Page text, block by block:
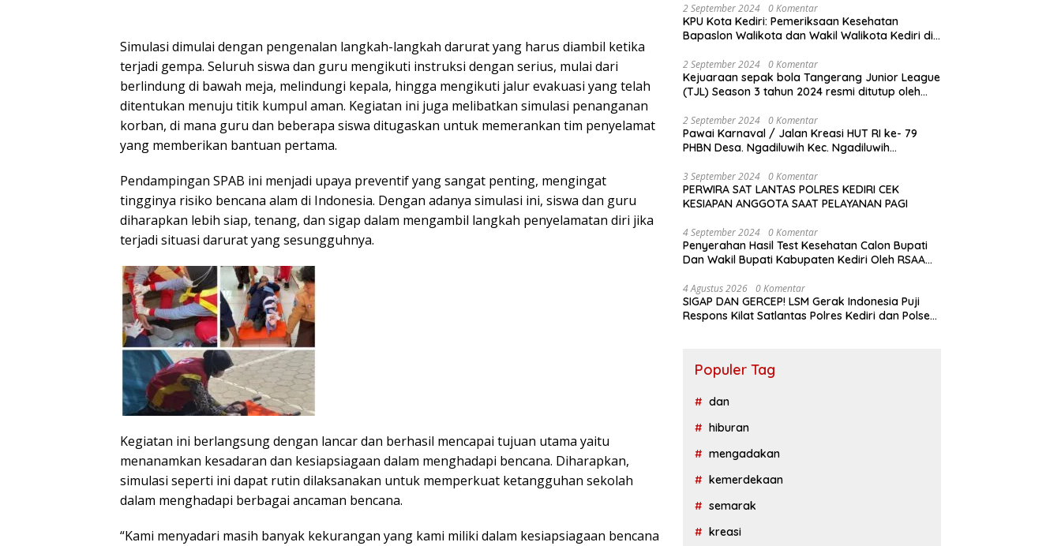
Simulasi dimulai dengan pengenalan langkah-langkah darurat yang harus diambil ketika
terjadi gempa. Seluruh siswa dan guru mengikuti instruksi dengan serius, mulai dari
berlindung di bawah meja, melindungi kepala, hingga mengikuti jalur evakuasi yang telah
ditentukan menuju titik kumpul aman. Kegiatan ini juga melibatkan simulasi penanganan
korban, di mana guru dan beberapa siswa ditugaskan untuk memerankan tim penyelamat
yang memberikan bantuan pertama.
Pendampingan SPAB ini menjadi upaya preventif yang sangat penting, mengingat
tingginya risiko bencana alam di Indonesia. Dengan adanya simulasi ini, siswa dan guru
diharapkan lebih siap, tenang, dan sigap dalam mengambil langkah penyelamatan diri jika
terjadi situasi darurat yang sesungguhnya.
Kegiatan ini berlangsung dengan lancar dan berhasil mencapai tujuan utama yaitu
menanamkan kesadaran dan kesiapsiagaan dalam menghadapi bencana. Diharapkan,
simulasi seperti ini dapat rutin dilaksanakan untuk memperkuat ketangguhan sekolah
dalam menghadapi berbagai ancaman bencana.
“Kami menyadari masih banyak kekurangan yang kami miliki dalam kesiapsiagaan bencana
2 September 2024 0 Komentar
KPU Kota Kediri: Pemeriksaan Kesehatan
Bapaslon Walikota dan Wakil Walikota Kediri di
2 September 2024 0 Komentar
Kejuaraan sepak bola Tangerang Junior League
(TJL) Season 3 tahun 2024 resmi ditutup oleh
Minggu ( 01/9/2024 )
2 September 2024 0 Komentar
Pawai Karnaval / Jalan Kreasi HUT RI ke- 79
PHBN Desa. Ngadiluwih Kec. Ngadiluwih
3 September 2024 0 Komentar
PERWIRA SAT LANTAS POLRES KEDIRI CEK
KESIAPAN ANGGOTA SAAT PELAYANAN PAGI
4 September 2024 0 Komentar
Penyerahan Hasil Test Kesehatan Calon Bupati
Dan Wakil Bupati Kabupaten Kediri Oleh RSAA
4 Agustus 2026 0 Komentar
SIGAP DAN GERCEP! LSM Gerak Indonesia Puji
Respons Kilat Satlantas Polres Kediri dan Polsek
Populer Tag
dan
hiburan
mengadakan
kemerdekaan
semarak
kreasi